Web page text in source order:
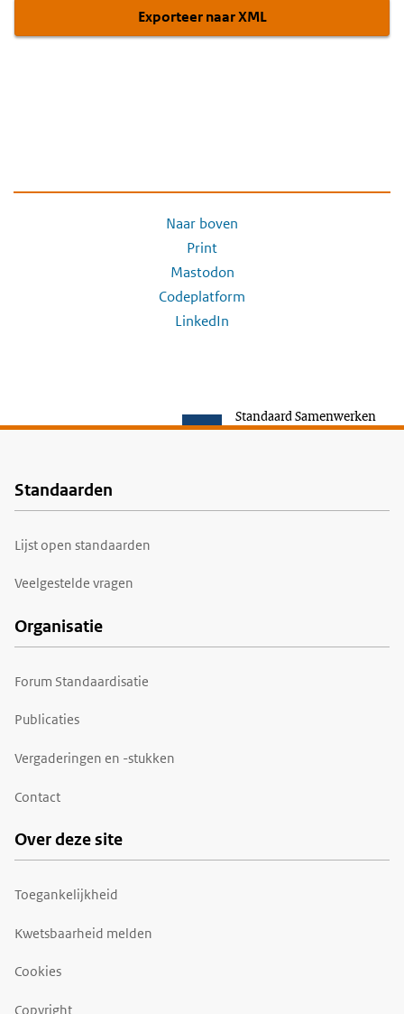
Exporteer naar XML
Naar boven
Print
Mastodon
Codeplatform
LinkedIn
Standaard Samenwerken
Voet
Standaarden
Lijst open standaarden
Veelgestelde vragen
Organisatie
Forum Standaardisatie
Publicaties
Vergaderingen en -stukken
Contact
Over deze site
Toegankelijkheid
Kwetsbaarheid melden
Cookies
Copyright